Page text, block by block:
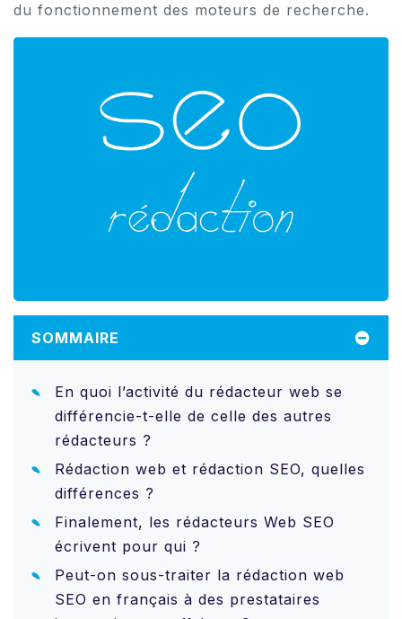
du fonctionnement des moteurs de recherche.
SOMMAIRE
En quoi l’activité du rédacteur web se
différencie-t-elle de celle des autres
rédacteurs ?
Rédaction web et rédaction SEO, quelles
différences ?
Finalement, les rédacteurs Web SEO
écrivent pour qui ?
Peut-on sous-traiter la rédaction web
SEO en français à des prestataires